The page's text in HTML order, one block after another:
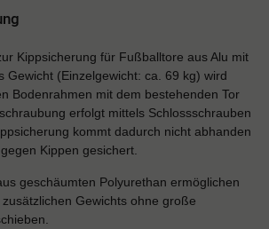
Kippsicherung für Fußballtore aus Alu mit
Gewicht (Einzelgewicht: ca. 69 kg) wird
Bodenrahmen mit dem bestehenden Tor
erfolgt mittels Schlossschrauben
kommt dadurch nicht abhanden
Kippen gesichert.
geschäumten Polyurethan ermöglichen
Gewichts ohne große